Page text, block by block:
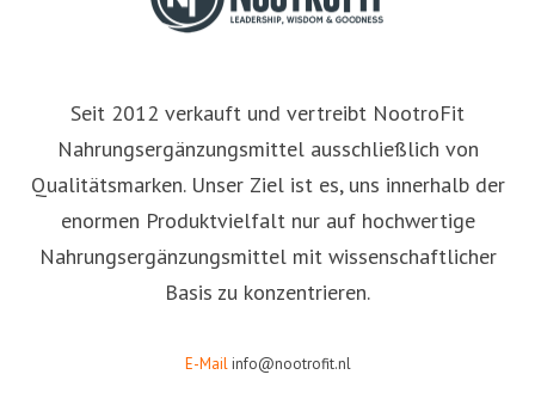
Seit 2012 verkauft und vertreibt NootroFit
Nahrungsergänzungsmittel ausschließlich von
Qualitätsmarken. Unser Ziel ist es, uns innerhalb der
enormen Produktvielfalt nur auf hochwertige
Nahrungsergänzungsmittel mit wissenschaftlicher
Basis zu konzentrieren.
E-Mail info@nootrofit.nl